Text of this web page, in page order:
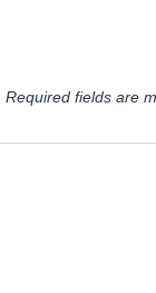
Required fields are